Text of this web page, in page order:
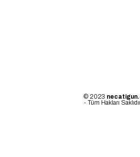
© 2023
- Tüm Hakları